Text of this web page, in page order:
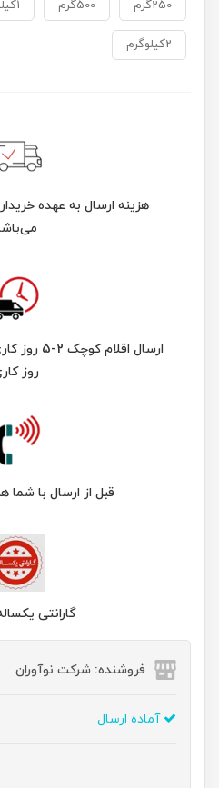
250گرم 500گرم 1کیلوگرم
2کیلوگرم
هزینه ارسال به عهده
روز
قبل از ارسال با
گارانتی
فروشنده: شرکت نوآوران
آماده ارسال